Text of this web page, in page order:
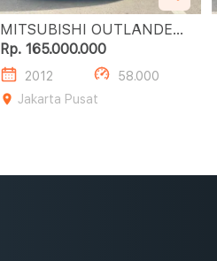
MITSUBISHI OUTLANDER
SPORT 2.0L PX
Rp. 165.000.000
2012
58.000
Jakarta Pusat